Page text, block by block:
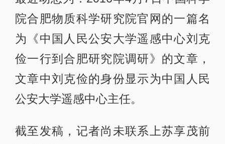
院合肥物质科学研究院官网的一篇名
为《中国人民公安大学遥感中心刘克
俭一行到合肥研究院调研》的文章，
文章中刘克俭的身份显示为中国人民
公安大学遥感中心主任。
截至发稿，记者尚未联系上苏享茂前